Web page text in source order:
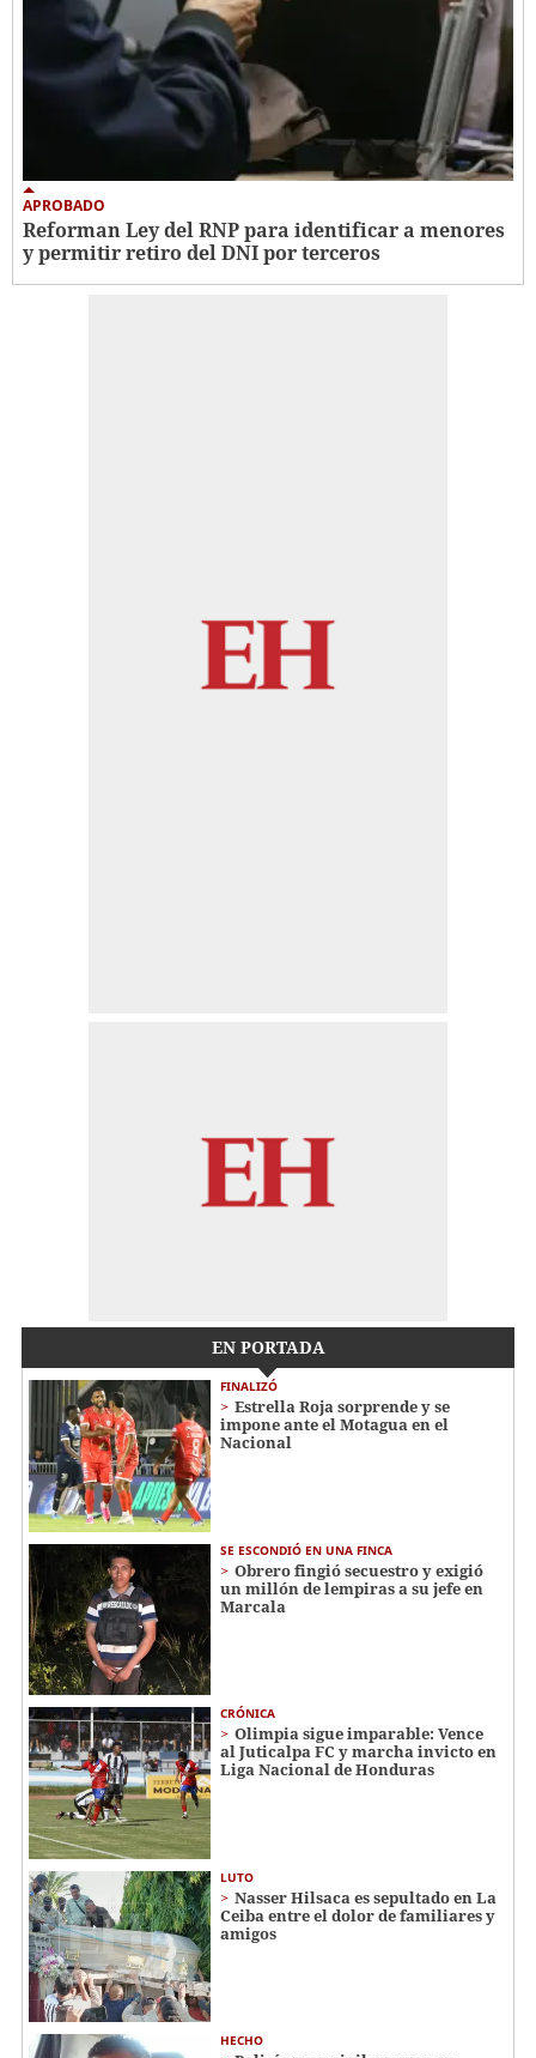
APROBADO
Reforman Ley del RNP para identificar a menores
y permitir retiro del DNI por terceros
EN PORTADA
FINALIZÓ
Estrella Roja sorprende y se
impone ante el Motagua en el
Nacional
SE ESCONDIÓ EN UNA FINCA
Obrero fingió secuestro y exigió
un millón de lempiras a su jefe en
Marcala
CRÓNICA
Olimpia sigue imparable: Vence
al Juticalpa FC y marcha invicto en
Liga Nacional de Honduras
LUTO
Nasser Hilsaca es sepultado en La
Ceiba entre el dolor de familiares y
amigos
HECHO